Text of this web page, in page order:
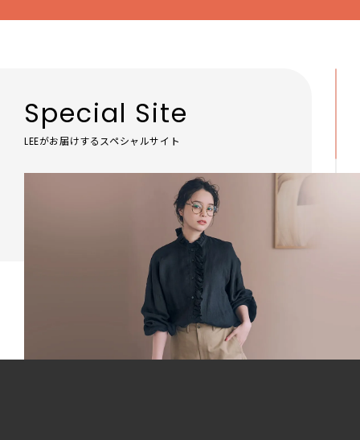
Special Site
LEEがお届けするスペシャルサイト